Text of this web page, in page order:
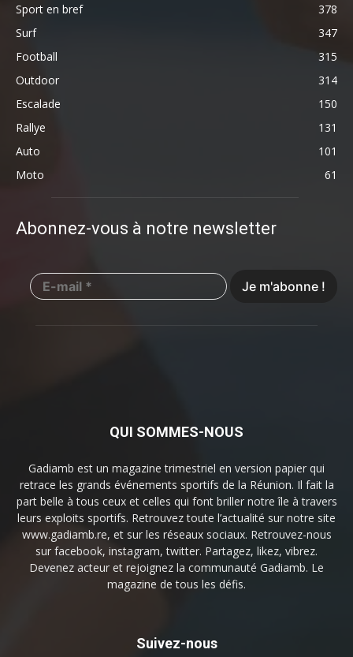
Sport en bref
378
Surf
347
Football
315
Outdoor
314
Escalade
150
Rallye
131
Auto
101
Moto
61
Abonnez-vous à notre newsletter
QUI SOMMES-NOUS
Gadiamb est un magazine trimestriel en version papier qui
retrace les grands événements sportifs de la Réunion. Il fait la
part belle à tous ceux et celles qui font briller notre île à travers
leurs exploits sportifs. Retrouvez toute l’actualité sur notre site
www.gadiamb.re, et sur les réseaux sociaux. Retrouvez-nous
sur facebook, instagram, twitter. Partagez, likez, vibrez.
Devenez acteur et rejoignez la communauté Gadiamb. Le
magazine de tous les défis.
Suivez-nous